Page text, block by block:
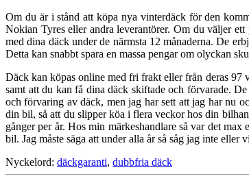
Om du är i stånd att köpa nya vinterdäck för den
Nokian Tyres eller andra leverantörer. Om du väljer
med dina däck under de närmsta 12 månaderna. De
Detta kan snabbt spara en massa pengar om olyckan
Däck kan köpas online med fri frakt eller från deras 97
samt att du kan få dina däck skiftade och förvarade.
och förvaring av däck, men jag har sett att jag har nu
din bil, så att du slipper köa i flera veckor hos din
gånger per år. Hos min märkeshandlare så var det
bil. Jag måste säga att under alla år så såg jag inte
Nyckelord: däckgaranti, dubbfria däck